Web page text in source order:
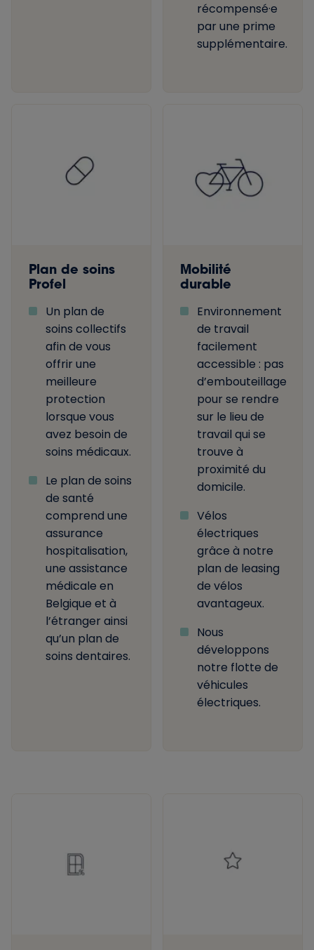
récompensé·e
par une prime
supplémentaire.
Plan de soins
Profel
Un plan de
soins collectifs
afin de vous
offrir une
meilleure
protection
lorsque vous
avez besoin de
soins médicaux.
Le plan de soins
de santé
comprend une
assurance
hospitalisation,
une assistance
médicale en
Belgique et à
l’étranger ainsi
qu’un plan de
soins dentaires.
Mobilité
durable
Environnement
de travail
facilement
accessible : pas
d’embouteillage
pour se rendre
sur le lieu de
travail qui se
trouve à
proximité du
domicile.
Vélos
électriques
grâce à notre
plan de leasing
de vélos
avantageux.
Nous
développons
notre flotte de
véhicules
électriques.